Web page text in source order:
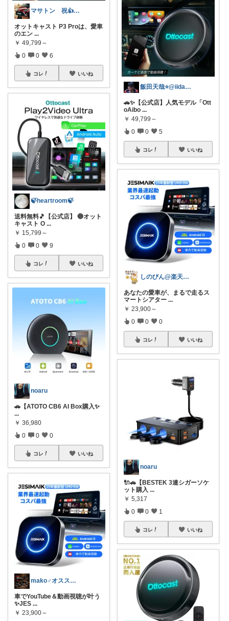
マサトン 祝👍7000プロフも見てね
オットキャスト P3 Proは、愛車
のエン ...
￥ 49,799～
0 0 6
コレ いいね
🍃heartroom🍃
送料無料🎵【公式店】 🔵オット
キャスト O ...
￥ 15,799～
0 0 9
コレ いいね
noaru
🚗【ATOTO CB6 AI Box購入✨
...
￥ 36,980
0 0 0
コレ いいね
mako♂オススメ車バイク用品紹介
車でYouTube＆動画視聴が叶う
✨JES ...
￥ 23,900～
飯田天哉⭐️@iida.tennya
🚗✨【公式店】人気モデル「Ott
oAibo ...
￥ 49,799～
0 0 5
コレ いいね
しのびん@楽天Room
あなたの愛車が、まるで走るス
マートシアター ...
￥ 23,900～
0 0 0
コレ いいね
noaru
🔌🚗【BESTEK 3連シガーソケ
ット購入 ...
￥ 5,317
0 0 1
コレ いいね